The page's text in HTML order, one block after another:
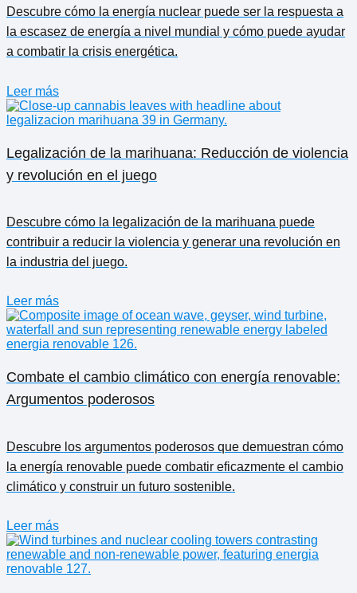
Descubre cómo la energía nuclear puede ser la respuesta a
la escasez de energía a nivel mundial y cómo puede ayudar
a combatir la crisis energética.
Leer más
Legalización de la marihuana: Reducción de violencia
y revolución en el juego
Descubre cómo la legalización de la marihuana puede
contribuir a reducir la violencia y generar una revolución en
la industria del juego.
Leer más
Combate el cambio climático con energía renovable:
Argumentos poderosos
Descubre los argumentos poderosos que demuestran cómo
la energía renovable puede combatir eficazmente el cambio
climático y construir un futuro sostenible.
Leer más